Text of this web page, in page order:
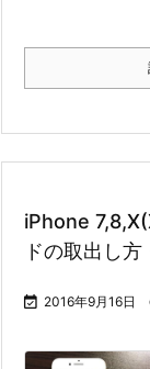
iPhone
ドの取出し
 2016年9月16日